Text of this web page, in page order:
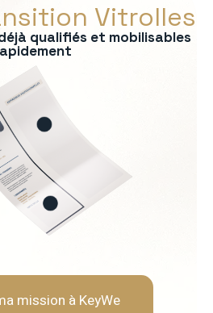
Vitrolles
qualifiés et mobilisables
Soft Skills recherchées :
Écoute et intelligence
Fermeté et équité
Gestion des tensions et
mission à KeyWe